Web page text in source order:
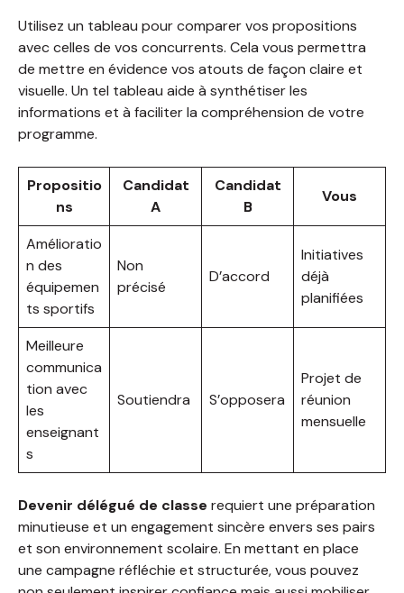
Utilisez un tableau pour comparer vos propositions
avec celles de vos concurrents. Cela vous permettra
de mettre en évidence vos atouts de façon claire et
visuelle. Un tel tableau aide à synthétiser les
informations et à faciliter la compréhension de votre
programme.
Propositio
ns
Candidat
A
Candidat
B
Vous
Amélioratio
n des
équipemen
ts sportifs
Non
précisé
D’accord
Initiatives
déjà
planifiées
Meilleure
communica
tion avec
les
enseignant
s
Soutiendra S’opposera
Projet de
réunion
mensuelle
Devenir délégué de classe requiert une préparation
minutieuse et un engagement sincère envers ses pairs
et son environnement scolaire. En mettant en place
une campagne réfléchie et structurée, vous pouvez